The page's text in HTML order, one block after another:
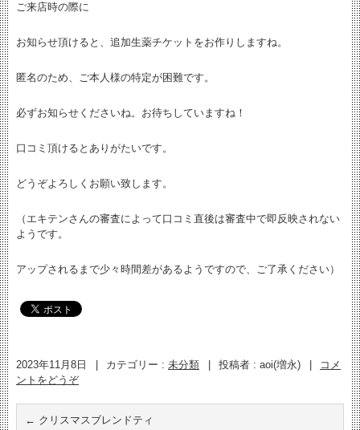
ご来店時の際に
お知らせ頂けると、追加生薬チケットをお作りしますね。
匿名のため、ご本人様の特定が困難です。
必ずお知らせくださいね。お待ちしていますね！
口コミ頂けるとありがたいです。
どうぞよろしくお願い致します。
（エキテンさんの審査によって口コミ直後は審査中で即反映されない
ようです。
アップされるまで少々時間差があるようですので、ご了承ください）
2023年11月8日 カテゴリー : 未分類 投稿者 : aoi(増永)
コメ
ントをどうぞ
← クリスマスブレンドティ